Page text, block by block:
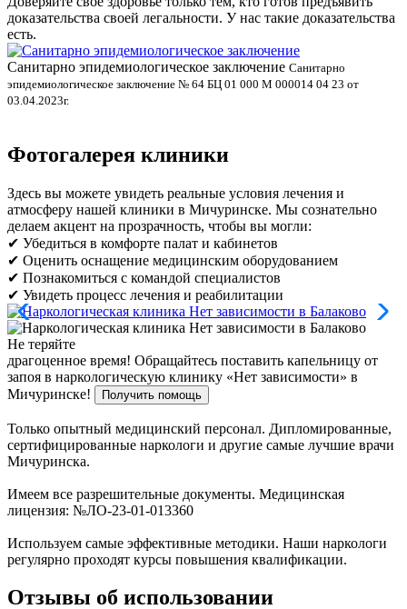
доказательства своей легальности. У нас такие доказательства
есть.
Санитарно эпидемиологическое заключение Санитарно
эпидемиологическое заключение № 64 БЦ 01 000 М 000014 04 23 от
03.04.2023г.
Фотогалерея клиники
Здесь вы можете увидеть реальные условия лечения и
атмосферу нашей клиники в Мичуринске. Мы сознательно
делаем акцент на прозрачность, чтобы вы могли:
✔ Убедиться в комфорте палат и кабинетов
✔ Оценить оснащение медицинским оборудованием
✔ Познакомиться с командой специалистов
✔ Увидеть процесс лечения и реабилитации
Не теряйте
драгоценное время! Обращайтесь поставить капельницу от
запоя в наркологическую клинику «Нет зависимости» в
Мичуринске!
Получить помощь
Только опытный медицинский персонал. Дипломированные,
сертифицированные наркологи и другие самые лучшие врачи
Мичуринска.
Имеем все разрешительные документы. Медицинская
лицензия: №ЛО-23-01-013360
Используем самые эффективные методики. Наши наркологи
регулярно проходят курсы повышения квалификации.
Отзывы об использовании